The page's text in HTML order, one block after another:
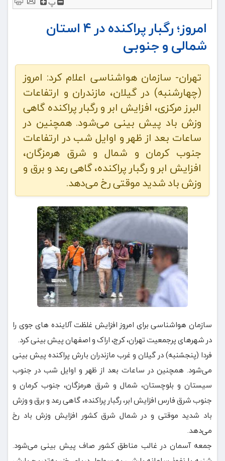
امروز؛ رگبار پراکنده در ۴ استان
شمالی و جنوبی
تهران- سازمان هواشناسی اعلام کرد: امروز
(چهارشنبه) در گیلان، مازندران و ارتفاعات
البرز مرکزی، افزایش ابر و رگبار پراکنده گاهی
وزش باد پیش بینی می‌شود. همچنین در
ساعات بعد از ظهر و اوایل شب در ارتفاعات
جنوب کرمان و شمال و شرق هرمزگان،
افزایش ابر و رگبار پراکنده، گاهی رعد و برق و
وزش باد شدید موقتی رخ می‌دهد.
سازمان هواشناسی برای امروز افزایش غلظت آلاینده های جوی را
در شهرهای پرجمعیت تهران، کرج، اراک و اصفهان پیش بینی کرد.
فردا (پنجشنبه) در گیلان و غرب مازندران بارش پراکنده پیش بینی
می‌شود. همچنین در ساعات بعد از ظهر و اوایل شب در جنوب
سیستان و بلوچستان، شمال و شرق هرمزگان، جنوب کرمان و
جنوب شرق فارس افزایش ابر، رگبار پراکنده، گاهی رعد و برق و وزش
باد شدید موقتی و در شمال شرق کشور افزایش وزش باد رخ
می‌دهد.
جمعه آسمان در غالب مناطق کشور صاف پیش بینی می‌شود.